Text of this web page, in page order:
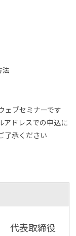
法
ェブセミナーです
アドレスでの申込に
了承ください
代表取締役